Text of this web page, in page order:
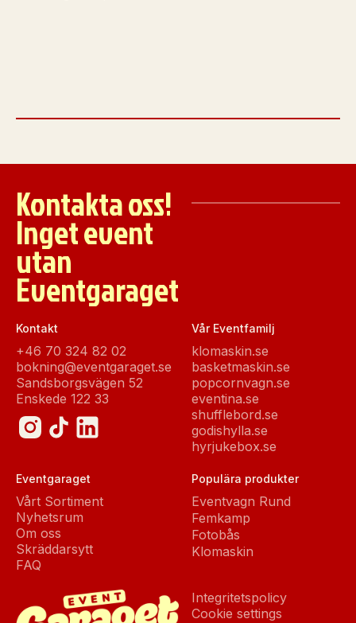
Kontakta oss!
Inget event
utan
Eventgaraget
Kontakt
+46 70 324 82 02
bokning@eventgaraget.se
Sandsborgsvägen 52
Enskede 122 33
Vår Eventfamilj
klomaskin.se
basketmaskin.se
popcornvagn.se
eventina.se
shufflebord.se
godishylla.se
hyrjukebox.se
Eventgaraget
Vårt Sortiment
Nyhetsrum
Om oss
Skräddarsytt
FAQ
Populära produkter
Eventvagn Rund
Femkamp
Fotobås
Klomaskin
Integritetspolicy
Cookie settings